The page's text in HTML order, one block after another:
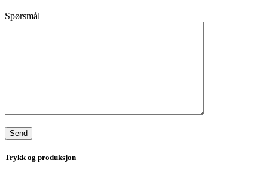
Spørsmål
Trykk og produksjon